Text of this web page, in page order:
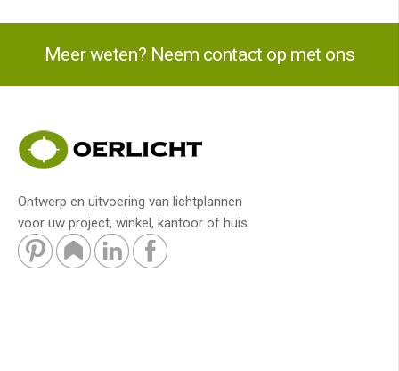
Meer weten? Neem contact op met ons
Ontwerp en uitvoering van lichtplannen
voor uw project, winkel, kantoor of huis.